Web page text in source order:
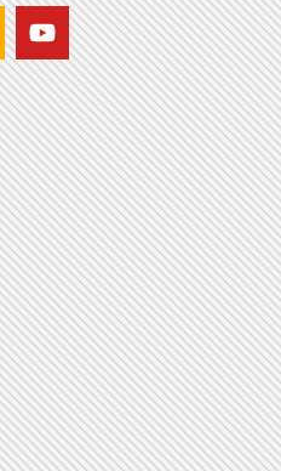
Y
o
u
t
u
b
e